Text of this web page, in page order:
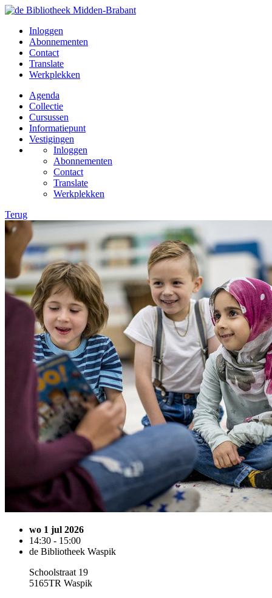
Inloggen
Abonnementen
Contact
Translate
Werkplekken
Agenda
Collectie
Cursussen
Informatiepunt
Vestigingen
Inloggen
Abonnementen
Contact
Translate
Werkplekken
Terug
wo 1 jul 2026
14:30 - 15:00
de Bibliotheek Waspik
Schoolstraat 19
5165TR Waspik